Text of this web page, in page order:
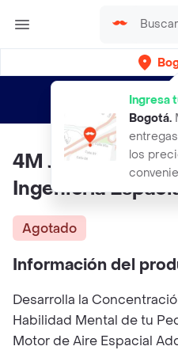
Ingresa
Bogotá.
los
envíos gratis
4M Juguete
Ingeniería
Agotado
Información del
Desarrolla la
Habilidad Mental de tu
Motor de Aire Espacial